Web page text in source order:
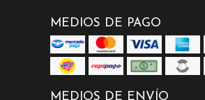
MEDIOS DE PAGO
MEDIOS DE ENVÍO